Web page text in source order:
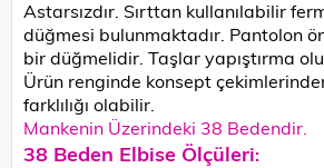
Astarsızdır. Sırttan kullanılabilir
düğmesi bulunmaktadır. Pantolon
bir düğmelidir. Taşlar yapıştırma
Ürün renginde konsept
farklılığı olabilir.
Mankenin Üzerindeki 38 Bedendir.
38 Beden Elbise Ölçüleri: